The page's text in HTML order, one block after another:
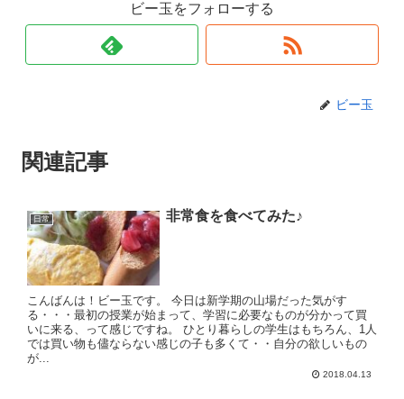
ビー玉をフォローする
ビー玉
関連記事
日常 非常食を食べてみた♪
こんばんは！ビー玉です。 今日は新学期の山場だった気がす
る・・・最初の授業が始まって、学習に必要なものが分かって買
いに来る、って感じですね。 ひとり暮らしの学生はもちろん、1人
では買い物も儘ならない感じの子も多くて・・自分の欲しいもの
が...
2018.04.13